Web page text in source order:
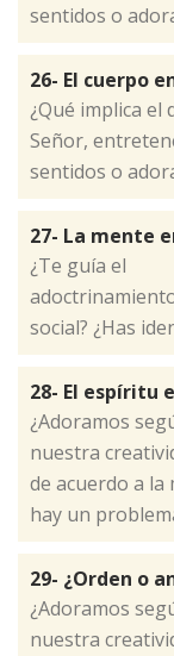
sentidos o
26- El cuerpo
¿Qué implica el
Señor,
sentidos o
27- La mente
¿Te guía el
social? ¿Has
28- El espíritu
¿Adoramos
nuestra
de acuerdo a la
hay un
29- ¿Orden o
¿Adoramos
nuestra